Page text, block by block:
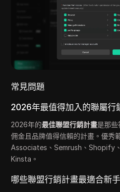
常見問題
2026年最值得加入的聯屬行
2026年的最佳聯盟行銷計畫是那些
佣金且品牌值得信賴的計畫。優秀
Associates、Semrush、Shopify
Kinsta。
哪些聯盟行銷計畫最適合新